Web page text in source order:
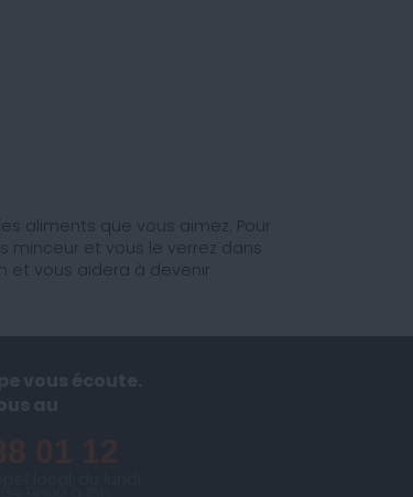
aliments que vous aimez. Pour
minceur et vous le verrez dans
et vous aidera à devenir